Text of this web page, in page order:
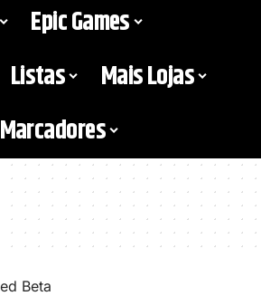
Epic Games
Listas
Mais Lojas
Marcadores